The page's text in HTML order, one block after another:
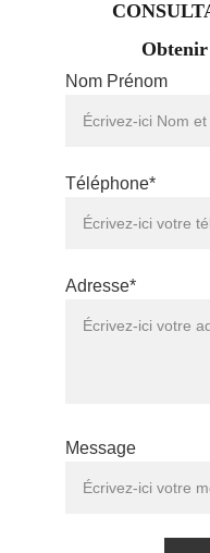
Nom Prénom
Téléphone*
Adresse*
Message